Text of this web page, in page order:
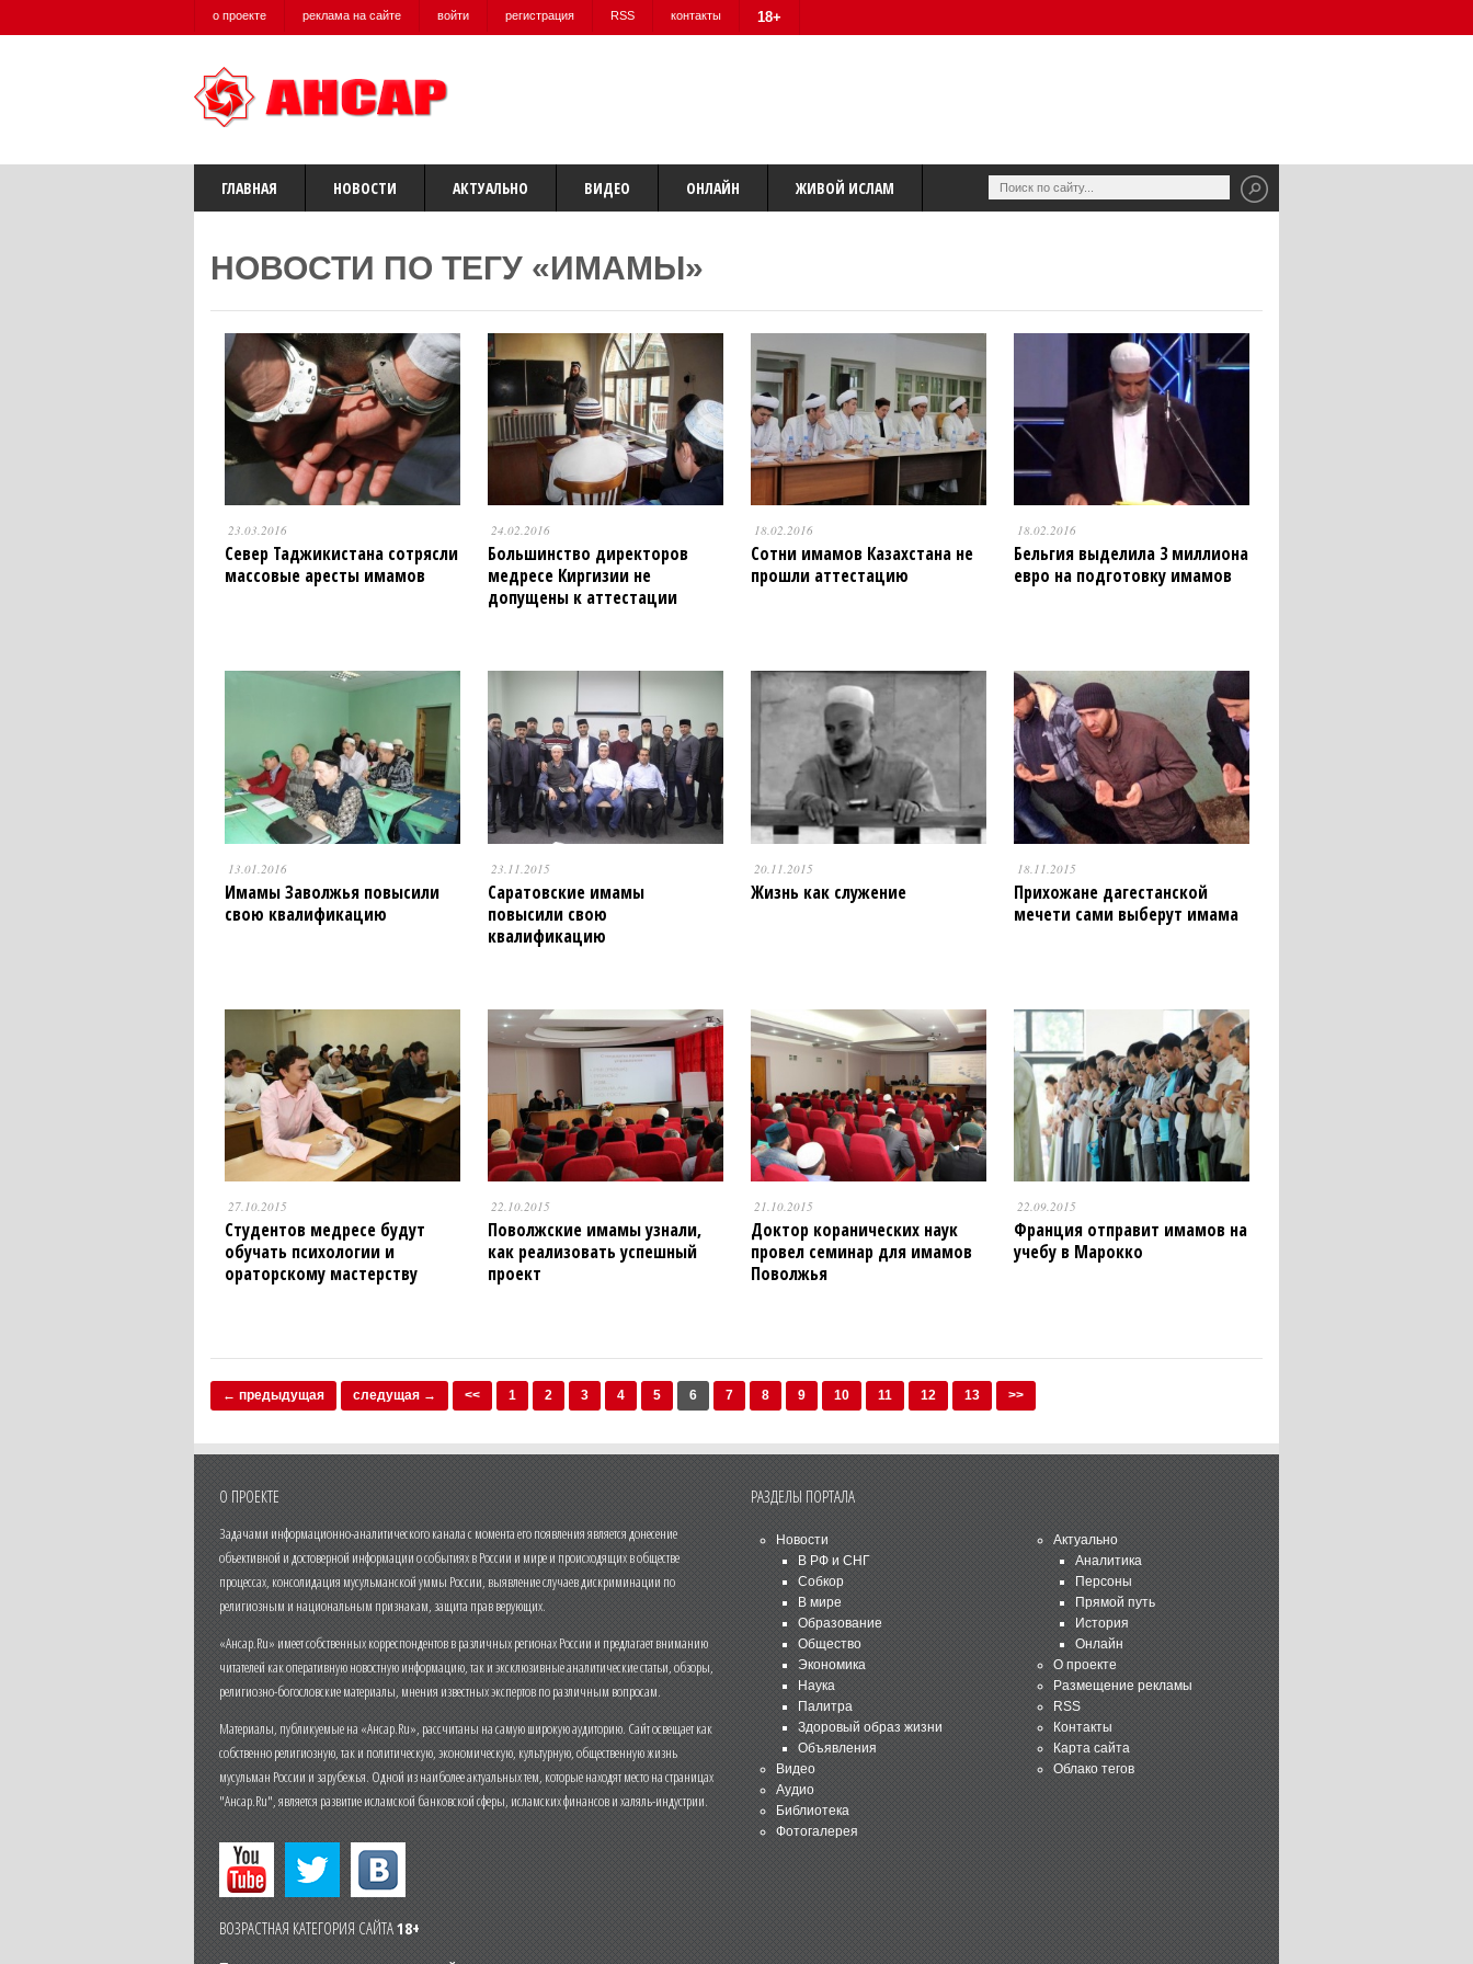
о проекте реклама на сайте войти регистрация RSS контакты 18+
ГЛАВНАЯ НОВОСТИ АКТУАЛЬНО ВИДЕО ОНЛАЙН ЖИВОЙ ИСЛАМ
НОВОСТИ ПО ТЕГУ «ИМАМЫ»
23.03.2016
Север Таджикистана сотрясли
массовые аресты имамов
24.02.2016
Большинство директоров
медресе Киргизии не
допущены к аттестации
18.02.2016
Сотни имамов Казахстана не
прошли аттестацию
18.02.2016
Бельгия выделила 3 миллиона
евро на подготовку имамов
13.01.2016
Имамы Заволжья повысили
свою квалификацию
23.11.2015
Саратовские имамы
повысили свою
квалификацию
20.11.2015
Жизнь как служение
18.11.2015
Прихожане дагестанской
мечети сами выберут имама
27.10.2015
Студентов медресе будут
обучать психологии и
ораторскому мастерству
22.10.2015
Поволжские имамы узнали,
как реализовать успешный
проект
21.10.2015
Доктор коранических наук
провел семинар для имамов
Поволжья
22.09.2015
Франция отправит имамов на
учебу в Марокко
← предыдущая следущая → << 1 2 3 4 5 6 7 8 9 10 11 12 13 >>
О ПРОЕКТЕ
Задачами информационно-аналитического канала с момента его появления является донесение
объективной и достоверной информации о событиях в России и мире и происходящих в обществе
процессах, консолидация мусульманской уммы России, выявление случаев дискриминации по
религиозным и национальным признакам, защита прав верующих.
«Ансар.Ru» имеет собственных корреспондентов в различных регионах России и предлагает вниманию
читателей как оперативную новостную информацию, так и эксклюзивные аналитические статьи, обзоры,
религиозно-богословские материалы, мнения известных экспертов по различным вопросам.
Материалы, публикуемые на «Ансар.Ru», рассчитаны на самую широкую аудиторию. Сайт освещает как
собственно религиозную, так и политическую, экономическую, культурную, общественную жизнь
мусульман России и зарубежья. Одной из наиболее актуальных тем, которые находят место на страницах
"Ансар.Ru", является развитие исламской банковской сферы, исламских финансов и халяль-индустрии.
ВОЗРАСТНАЯ КАТЕГОРИЯ САЙТА18+
РАЗДЕЛЫ ПОРТАЛА
Новости
В РФ и СНГ
Собкор
В мире
Образование
Общество
Экономика
Наука
Палитра
Здоровый образ жизни
Объявления
Видео
Аудио
Библиотека
Фотогалерея
Актуально
Аналитика
Персоны
Прямой путь
История
Онлайн
О проекте
Размещение рекламы
RSS
Контакты
Карта сайта
Облако тегов